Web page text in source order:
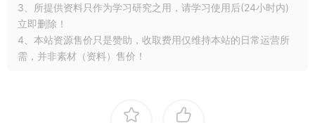
3、所提供资料只作为学习研究之用，请学习使用后(24小时内)
立即删除！
4、本站资源售价只是赞助，收取费用仅维持本站的日常运营所
需，并非素材（资料）售价！